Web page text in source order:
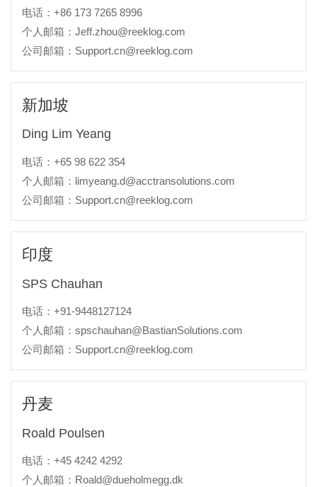
电话：+86 173 7265 8996
个人邮箱：Jeff.zhou@reeklog.com
公司邮箱：Support.cn@reeklog.com
新加坡
Ding Lim Yeang
电话：+65 98 622 354
个人邮箱：limyeang.d@acctransolutions.com
公司邮箱：Support.cn@reeklog.com
印度
SPS Chauhan
电话：+91-9448127124
个人邮箱：spschauhan@BastianSolutions.com
公司邮箱：Support.cn@reeklog.com
丹麦
Roald Poulsen
电话：+45 4242 4292
个人邮箱：Roald@dueholmegg.dk